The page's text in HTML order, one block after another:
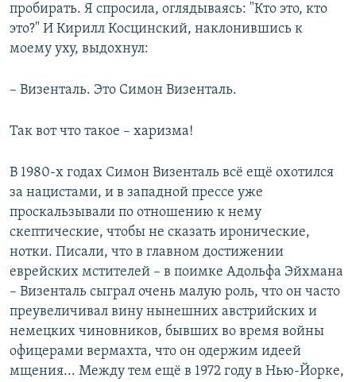
пробирать. Я спросила, оглядываясь: "Кто это, кто
это?" И Кирилл Косцинский, наклонившись к
моему уху, выдохнул:
– Визенталь. Это Симон Визенталь.
Так вот что такое – харизма!
В 1980-х годах Симон Визенталь всё ещё охотился
за нацистами, и в западной прессе уже
проскальзывали по отношению к нему
скептические, чтобы не сказать иронические,
нотки. Писали, что в главном достижении
еврейских мстителей – в поимке Адольфа Эйхмана
– Визенталь сыграл очень малую роль, что он часто
преувеличивал вину нынешних австрийских и
немецких чиновников, бывших во время войны
офицерами вермахта, что он одержим идеей
мщения... Между тем ещё в 1972 году в Нью-Йорке,